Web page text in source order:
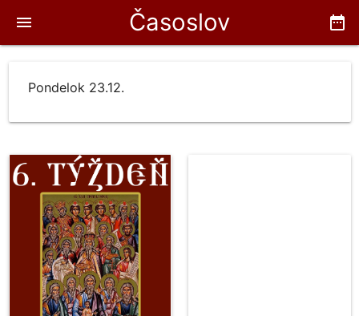
Časoslov date_range
menu
Pondelok 23.12.